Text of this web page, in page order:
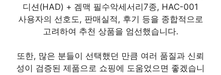
디션(HAD) + 겜맥 필수악세서리7종, HAC-001
사용자의 선호도, 판매실적, 후기 등을 종합적으로
고려하여 추천 상품을 엄선했습니다.
또한, 많은 분들이 선택했던 만큼 여러 품질과 신뢰
성이 검증된 제품으로 쇼핑에 도움었으면 좋겠습니